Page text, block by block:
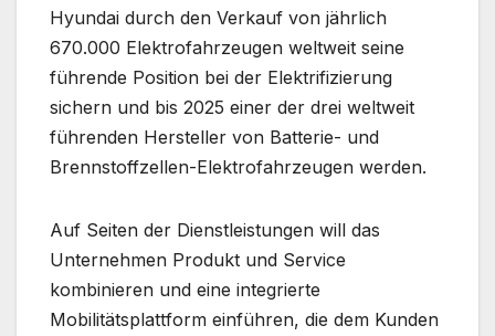
Hyundai durch den Verkauf von jährlich
670.000 Elektrofahrzeugen weltweit seine
führende Position bei der Elektrifizierung
sichern und bis 2025 einer der drei weltweit
führenden Hersteller von Batterie- und
Brennstoffzellen-Elektrofahrzeugen werden.
Auf Seiten der Dienstleistungen will das
Unternehmen Produkt und Service
kombinieren und eine integrierte
Mobilitätsplattform einführen, die dem Kunden